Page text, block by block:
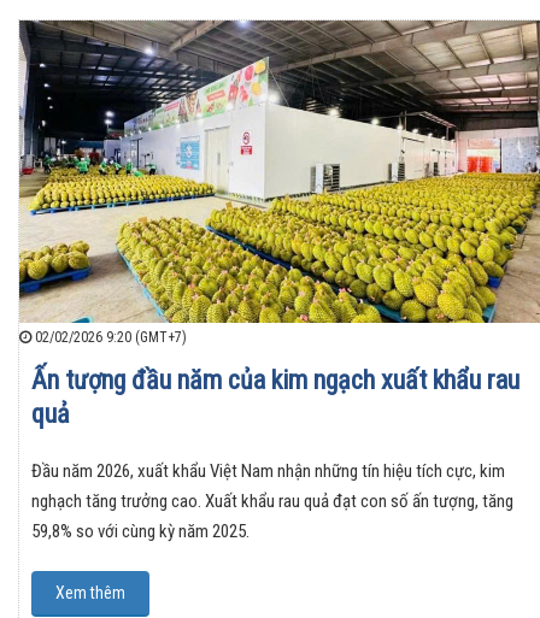
02/02/2026 9:20 (GMT+7)
Ấn tượng đầu năm của kim ngạch xuất khẩu rau
quả
Đầu năm 2026, xuất khẩu Việt Nam nhận những tín hiệu tích cực, kim
nghạch tăng trưởng cao. Xuất khẩu rau quả đạt con số ấn tượng, tăng
59,8% so với cùng kỳ năm 2025.
Xem thêm